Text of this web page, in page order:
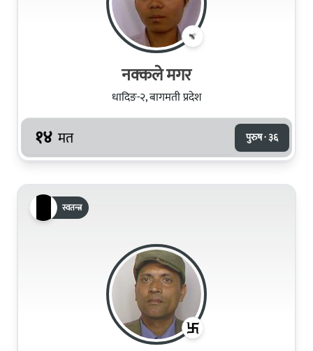
नक्‍कले मगर
धादिङ-२, बागमती प्रदेश
१४ मत पुरुष · ३६
स्वतन्त्र